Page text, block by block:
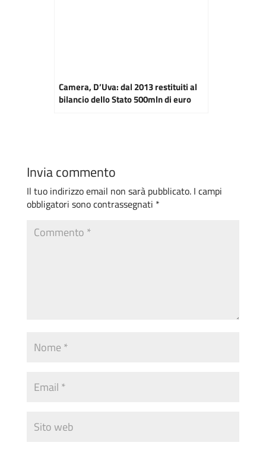
Camera, D’Uva: dal 2013 restituiti al
bilancio dello Stato 500mln di euro
Invia commento
Il tuo indirizzo email non sarà pubblicato. I campi
obbligatori sono contrassegnati *